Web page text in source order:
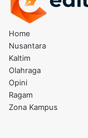
Home
Nusantara
Kaltim
Olahraga
Opini
Ragam
Zona Kampus